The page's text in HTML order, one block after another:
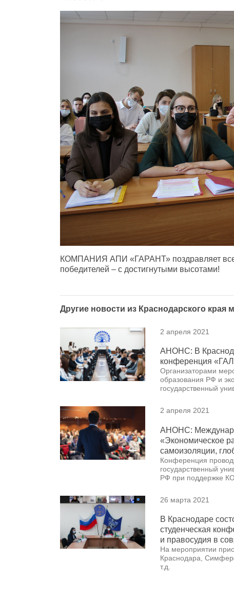
КОМПАНИЯ АПИ «ГАРАНТ» поздравляет
победителей – с достигнутыми высотами!
Другие новости из Краснодарского края
2 апреля 2021
АНОНС: В
конференция
Организаторами
образования РФ и
государственный
2 апреля 2021
АНОНС:
«Экономическое
самоизоляции,
Конференция
государственный
РФ при поддержке
26 марта 2021
В Краснодаре
студенческая
и правосудия в
На мероприятии
Краснодара,
т.д.